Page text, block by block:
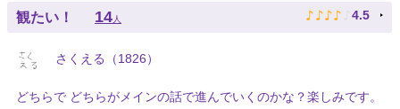
観たい！ 14人 ♪ ♪ ♪ ♪ ♪ 4.5
さくえる（1826）
どちらで どちらがメインの話で進んでいくのかな？楽しみです。